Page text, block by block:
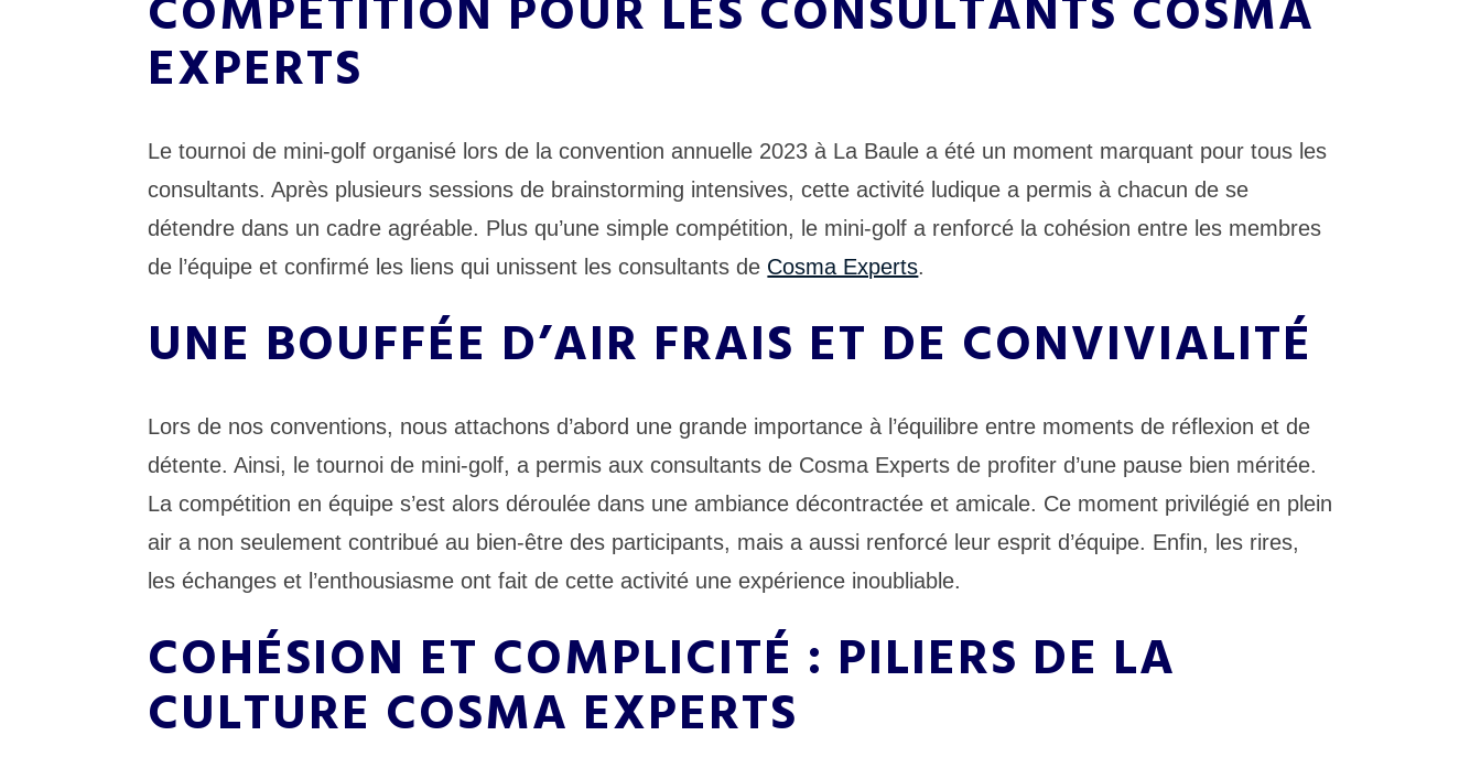
COMPÉTITION POUR LES CONSULTANTS COSMA
EXPERTS
Le tournoi de mini-golf organisé lors de la convention annuelle 2023 à La Baule a été un moment marquant pour tous les
consultants. Après plusieurs sessions de brainstorming intensives, cette activité ludique a permis à chacun de se
détendre dans un cadre agréable. Plus qu’une simple compétition, le mini-golf a renforcé la cohésion entre les membres
de l’équipe et confirmé les liens qui unissent les consultants de Cosma Experts.
UNE BOUFFÉE D’AIR FRAIS ET DE CONVIVIALITÉ
Lors de nos conventions, nous attachons d’abord une grande importance à l’équilibre entre moments de réflexion et de
détente. Ainsi, le tournoi de mini-golf, a permis aux consultants de Cosma Experts de profiter d’une pause bien méritée.
La compétition en équipe s’est alors déroulée dans une ambiance décontractée et amicale. Ce moment privilégié en plein
air a non seulement contribué au bien-être des participants, mais a aussi renforcé leur esprit d’équipe. Enfin, les rires,
les échanges et l’enthousiasme ont fait de cette activité une expérience inoubliable.
COHÉSION ET COMPLICITÉ : PILIERS DE LA
CULTURE COSMA EXPERTS